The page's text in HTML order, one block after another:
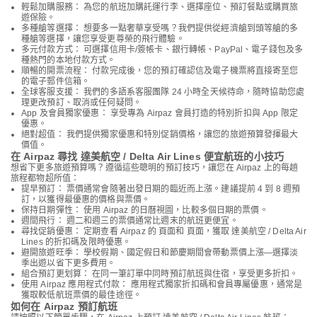
輕鬆加購服務： 為您的航班加購託運行李、選擇座位、預訂餐點或購買旅
遊保險。
多種艙等選擇： 想要多一點奢華享受嗎？我們提供從經濟艙到頭等艙的多
種艙等選擇，讓您享受更尊榮的飛行體驗。
多元付款方式： 可選擇信用卡/簽帳卡、銀行轉帳、PayPal、電子錢包及多
種熱門的本地付款方式。
順暢的開票流程： 付款完成後，您的預訂確認信及電子機票將直接寄至您
的電子郵件信箱。
全球客服支援： 我們的多語系客服團隊 24 小時全天候待命，隨時協助您處
理更改預訂、取消或任何疑問。
App 及會員獨家優惠： 享受專為 Airpaz 會員打造的特別折扣與 App 限定
優惠。
絕對超值： 我們提供獨家優惠和特別促銷價格，讓您的旅遊預算發揮最大
價值。
在 Airpaz 尋找 達美航空 / Delta Air Lines 便宜航班的小技巧
想省下更多旅遊預算嗎？遵循這些聰明的預訂技巧，讓您在 Airpaz 上的每趟
旅程都物超所值：
提早預訂： 票價通常會隨著出發日期的臨近而上漲。建議提前 4 到 8 週預
訂，以獲得最優惠的價格與票價。
保持日期彈性： 使用 Airpaz 的日曆視圖，比較多個日期的票價。
週間飛行： 週二和週三的票價通常比週末的航班更便宜。
尋找促銷優惠： 定期查看 Airpaz 的 頁面和 頁面，獲取 達美航空 / Delta Air
Lines 的折扣碼及限時優惠。
避開旅遊旺季： 學校假期、國定假日和節慶期間會帶動票價上漲—選擇淡
季出遊以省下更多費用。
組合預訂更划算： 在同一筆訂單中同時預訂航班與住宿，享受更多折扣。
使用 Airpaz 應用程式付款： 應用程式獨家折扣碼和會員專屬優惠，通常是
獲取較低航班票價的最佳途徑。
如何在 Airpaz 預訂航班